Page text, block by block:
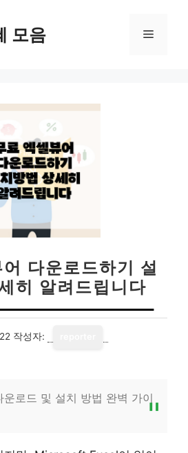
모음 메
다운로드하기 설
히 알려드립니다
작성자:
로드 및 설치 방법 완벽 가이